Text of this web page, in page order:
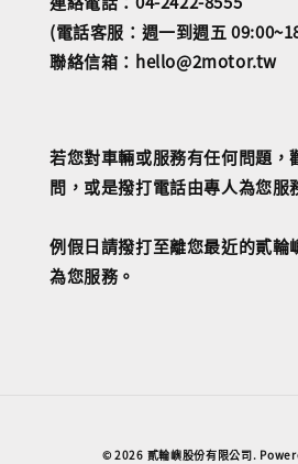
(電話客服：週一到週五
聯絡信箱：hello@2motor.tw
若您對車輛或服務有任何問題，
問，或是撥打電話由專人為您服
例假日請撥打至離您最近的貳輪
為您服務。
© 2026 貳輪嶼股份有限公司.